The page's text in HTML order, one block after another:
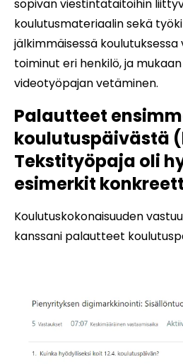
sopivan viestintätaitoihin
koulutusmateriaalin sekä
jälkimmäisessä
toiminut eri henkilö, ja
videotyöpajan vetäminen.
Palautteet
koulutuspäivästä
Tekstityöpaja oli
esimerkit
Koulutuskokonaisuuden
kanssani palautteet